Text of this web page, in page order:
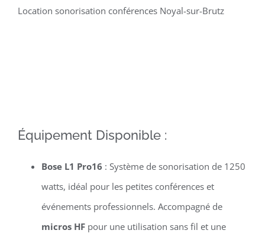
Location sonorisation conférences Noyal-sur-Brutz
Équipement Disponible :
Bose L1 Pro16 : Système de sonorisation de 1250
watts, idéal pour les petites conférences et
événements professionnels. Accompagné de
micros HFpour une utilisation sans fil et une